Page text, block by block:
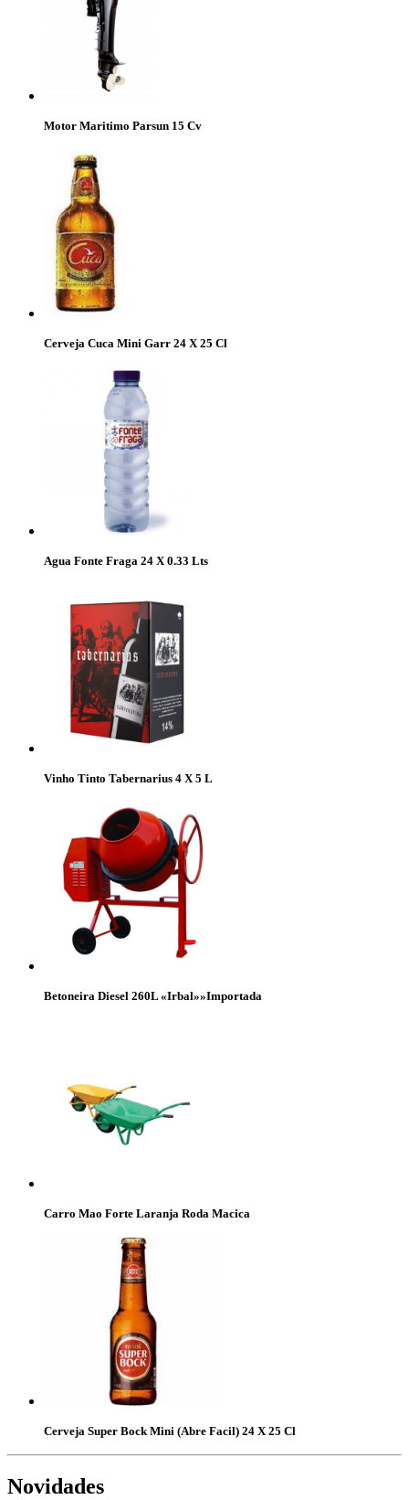
Motor Maritimo Parsun 15 Cv
Cerveja Cuca Mini Garr 24 X 25 Cl
Agua Fonte Fraga 24 X 0.33 Lts
Vinho Tinto Tabernarius 4 X 5 L
Betoneira Diesel 260L «Irbal»»Importada
Carro Mao Forte Laranja Roda Macica
Cerveja Super Bock Mini (Abre Facil) 24 X 25 Cl
Novidades